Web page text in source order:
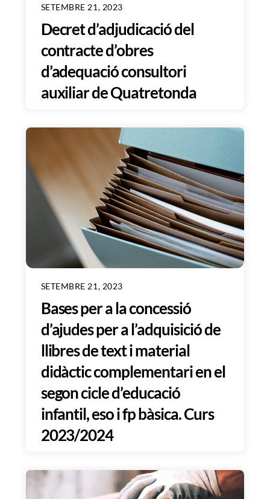
SETEMBRE 21, 2023
Decret d’adjudicació del
contracte d’obres
d’adequació consultori
auxiliar de Quatretonda
SETEMBRE 21, 2023
Bases per a la concessió
d’ajudes per a l’adquisició de
llibres de text i material
didàctic complementari en el
segon cicle d’educació
infantil, eso i fp bàsica. Curs
2023/2024